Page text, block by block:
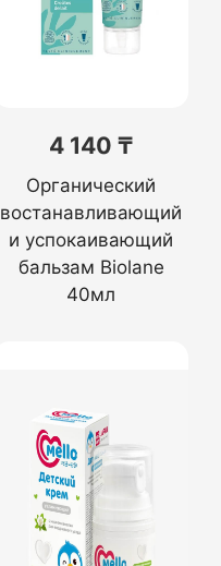
4 140 ₸
Органический
востанавливающий
и успокаивающий
бальзам Biolane
40мл